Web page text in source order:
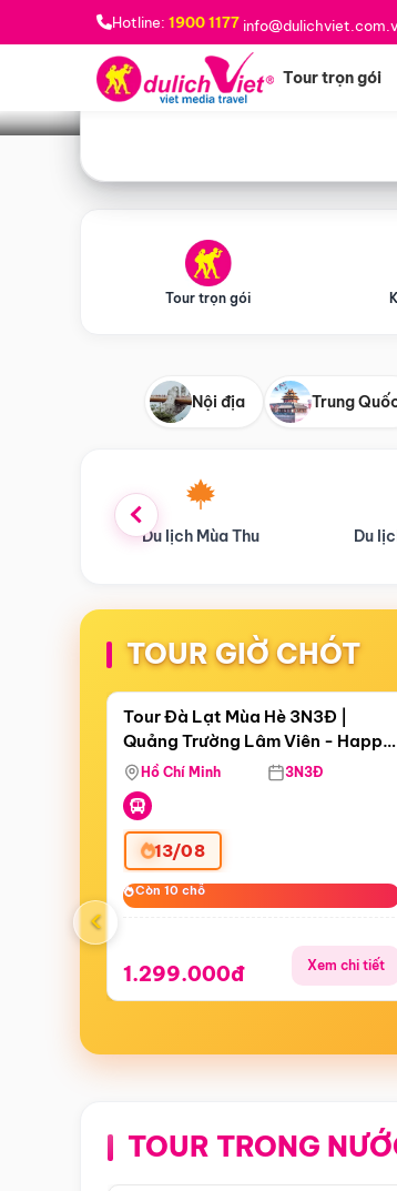
Hotline: 1900 1177
Tour trọn gói
Bạn muốn đi đâu? *
Tour trọn gói
Nội địa Trung
Du lịch Mùa Đông
TOUR GIỜ CHÓT
Còn06 ngày 21:18:40
Điểm nổi bật
Tour Đà Lạt Mùa Hè 3N3Đ |
Quảng Trường Lâm Viên - Happy
Hill - Puppy Farm
Hồ Chí Minh 3N3Đ
13/08
Còn 10 chỗ
Còn 10 chỗ
1.299.000đ Xem chi tiết
‹
TOUR TRONGĐiểm nổi bật